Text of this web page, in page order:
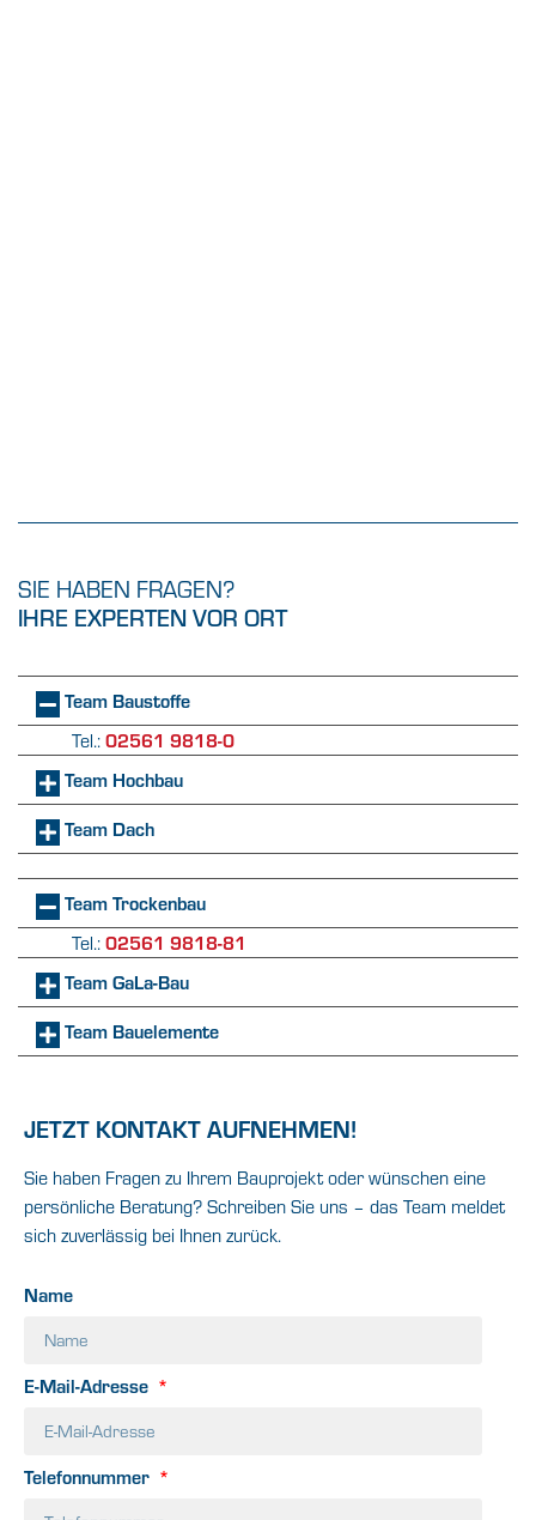
SIE HABEN FRAGEN?
IHRE EXPERTEN VOR ORT
Team Baustoffe
Tel.: 02561 9818-0
Team Hochbau
Team Dach
Team Trockenbau
Tel.: 02561 9818-81
Team GaLa-Bau
Team Bauelemente
JETZT KONTAKT AUFNEHMEN!
Sie haben Fragen zu Ihrem Bauprojekt oder wünschen eine
persönliche Beratung? Schreiben Sie uns – das Team meldet
sich zuverlässig bei Ihnen zurück.
Name
E-Mail-Adresse
Telefonnummer